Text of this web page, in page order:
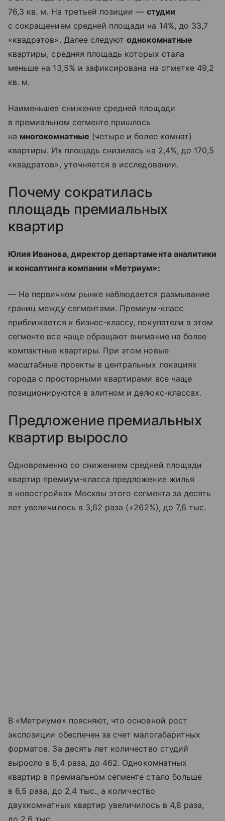
76,3 кв. м. На третьей позиции — студии
с сокращением средней площади на 14%, до 33,7
«квадратов». Далее следуютоднокомнатные
квартиры, средняя площадь которых стала
меньше на 13,5% и зафиксирована на отметке 49,2
кв. м.
Наименьшее снижение средней площади
в премиальном сегменте пришлось
на многокомнатные (четыре и более комнат)
квартиры. Их площадь снизилась на 2,4%, до 170,5
«квадратов», уточняется в исследовании.
Почему сократилась
площадь премиальных
квартир
Юлия Иванова, директор департамента аналитики
и консалтинга компании «Метриум»:
— На первичном рынке наблюдается размывание
границ между сегментами. Премиум-класс
приближается к бизнес-классу, покупатели в этом
сегменте все чаще обращают внимание на более
компактные квартиры. При этом новые
масштабные проекты в центральных локациях
города с просторными квартирами все чаще
позиционируются в элитном и делюкс-классах.
Предложение премиальных
квартир выросло
Одновременно со снижением средней площади
квартир премиум-класса предложение жилья
в новостройках Москвы этого сегмента за десять
лет увеличилось в 3,62 раза (+262%), до 7,6 тыс.
В «Метриуме» поясняют, что основной рост
экспозиции обеспечен за счет малогабаритных
форматов. За десять лет количество студий
выросло в 8,4 раза, до 462. Однокомнатных
квартир в премиальном сегменте стало больше
в 6,5 раза, до 2,4 тыс., а количество
двухкомнатных квартир увеличилось в 4,8 раза,
до 2,6 тыс.